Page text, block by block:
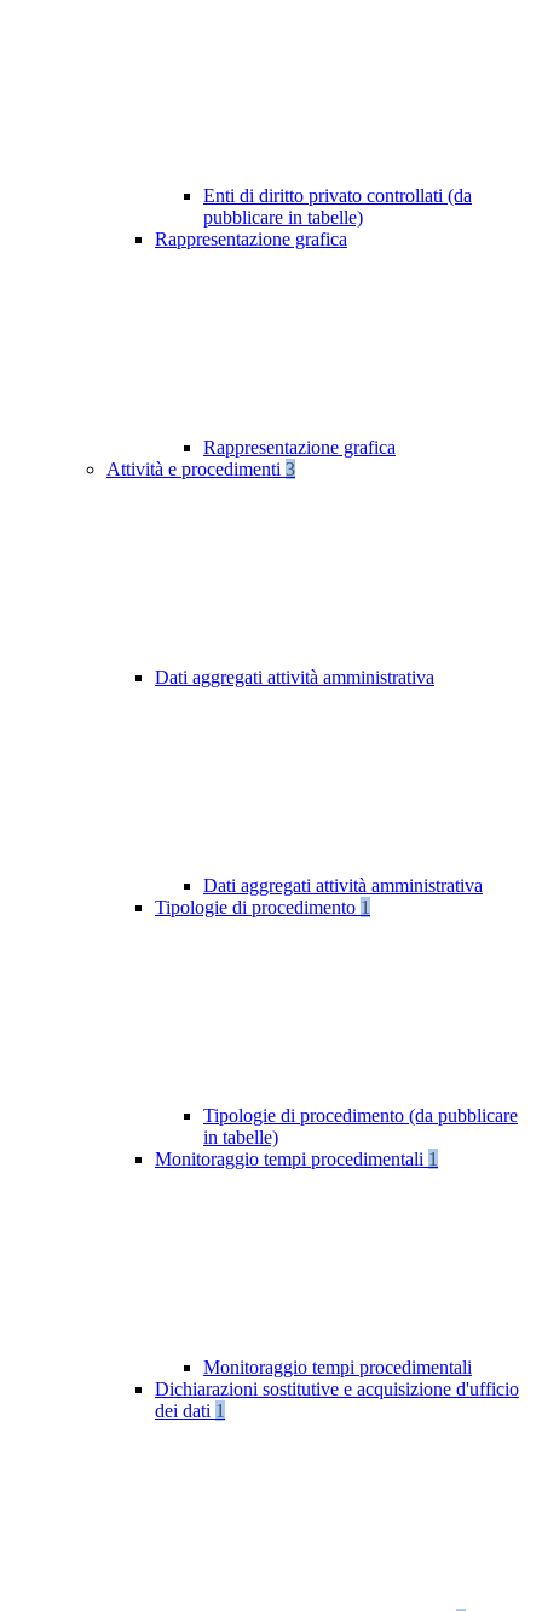
Enti di diritto privato controllati (da
pubblicare in tabelle)
Rappresentazione grafica
Rappresentazione grafica
Attività e procedimenti 3
Dati aggregati attività amministrativa
Dati aggregati attività amministrativa
Tipologie di procedimento 1
Tipologie di procedimento (da pubblicare
in tabelle)
Monitoraggio tempi procedimentali 1
Monitoraggio tempi procedimentali
Dichiarazioni sostitutive e acquisizione d'ufficio
dei dati 1